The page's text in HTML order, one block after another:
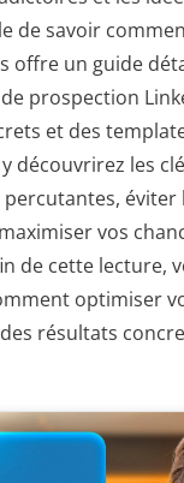
de savoir
offre un guide
prospection
et des
découvrirez les
percutantes, éviter
vos
de cette lecture,
optimiser
résultats